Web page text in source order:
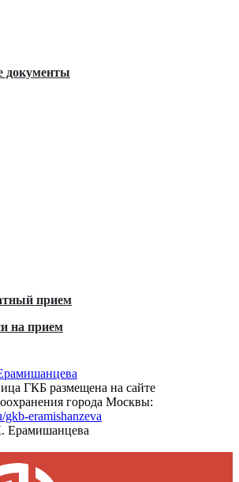
документы
прием
на прием
ГКБ размещена на сайте
города Москвы:
gkb-eramishanzeva
Ерамишанцева